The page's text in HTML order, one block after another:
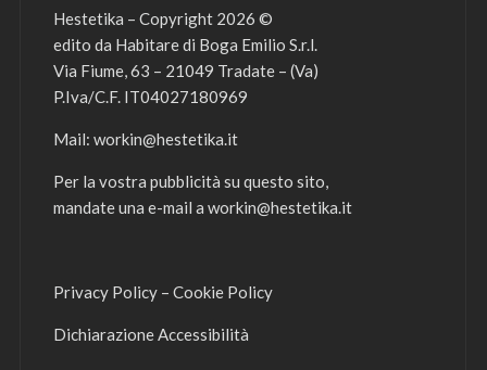
Hestetika – Copyright 2026 ©
edito da Habitare di Boga Emilio S.r.l.
Via Fiume, 63 – 21049 Tradate – (Va)
P.Iva/C.F. IT04027180969
Mail: workin@hestetika.it
Per la vostra pubblicità su questo sito,
mandate una e-mail a workin@hestetika.it
Privacy Policy – Cookie Policy
Dichiarazione Accessibilità